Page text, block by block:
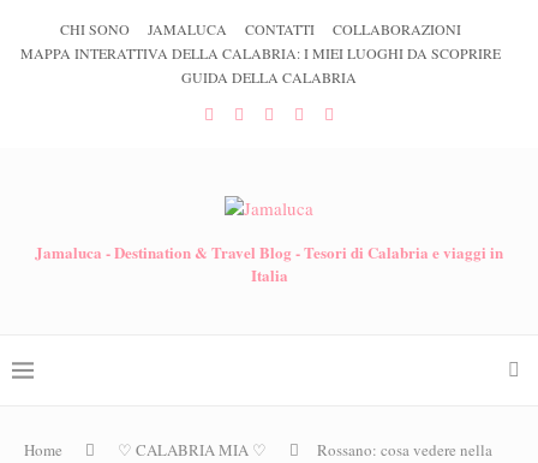
CHI SONO JAMALUCA CONTATTI
COLLABORAZIONI
MAPPA INTERATTIVA DELLA CALABRIA: I MIEI LUOGHI DA SCOPRIRE
GUIDA DELLA CALABRIA
Jamaluca - Destination & Travel Blog - Tesori di Calabria e viaggi in
Italia
Home ♡ CALABRIA MIA ♡
Rossano: cosa vedere nella